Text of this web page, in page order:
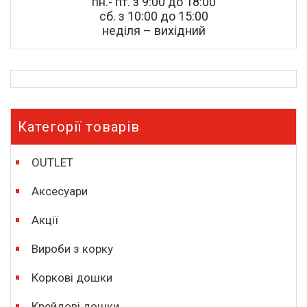
сб. з 10:00 до 15:00
неділя – вихідний
Категорії товарів
OUTLET
Аксесуари
Акції
Вироби з корку
Коркові дошки